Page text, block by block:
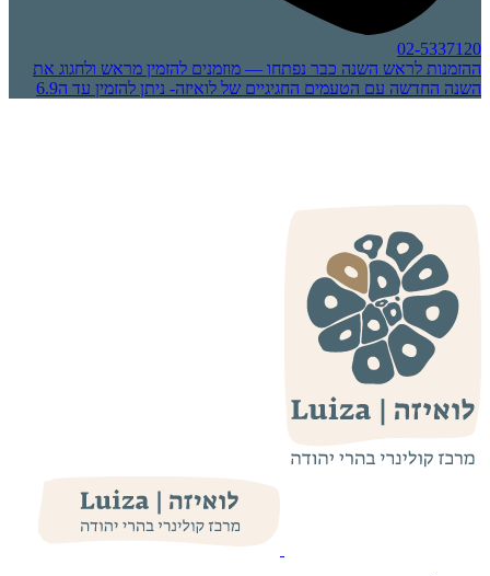
02-5337120
ההזמנות לראש השנה כבר נפתחו — מוזמנים להזמין מראש ולחגוג את
השנה החדשה עם הטעמים החגיגיים של לואיזה- ניתן להזמין עד ה6.9